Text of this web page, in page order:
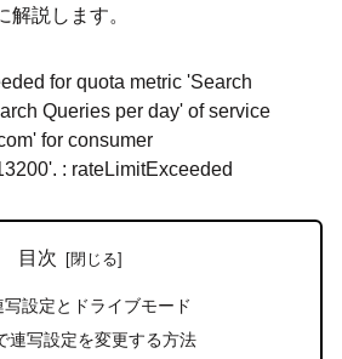
説します。
for quota metric 'Search
Queries per day' of service
for consumer
: rateLimitExceeded
目次
設定とドライブモード
連写設定を変更する方法